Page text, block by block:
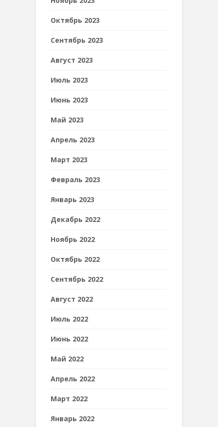
Октябрь 2023
Сентябрь 2023
Август 2023
Июль 2023
Июнь 2023
Май 2023
Апрель 2023
Март 2023
Февраль 2023
Январь 2023
Декабрь 2022
Ноябрь 2022
Октябрь 2022
Сентябрь 2022
Август 2022
Июль 2022
Июнь 2022
Май 2022
Апрель 2022
Март 2022
Январь 2022